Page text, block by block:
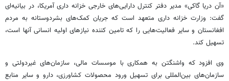
«آن دریاگاکی» مدیر دفتر کنترل دارایی‌های خارجی خزانه داری آمریکا، در بیانیه‌ای
گفت: وزارت خزانه داری متعهد است که جریان کمک‌های بشردوستانه به مردم
افغانستان و سایر فعالیت‌هایی را که تامین کننده نیازهای اولیه انسانی آنها است،
تسهیل کند.
وی افزود که واشنگتن به همکاری با موسسات مالی، سازمان‌های غیردولتی و
سازمان‌های بین‌المللیبرای تسهیل ورود محصولات کشاورزی،دارو و سایر منابع